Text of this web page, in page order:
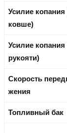
Усилие копания
ковше)
Усилие копания
рукояти)
Скорость
жения
Топливный бак